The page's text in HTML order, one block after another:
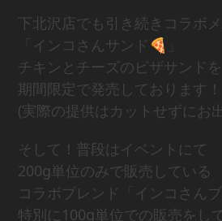
下北沢店でも引き続きコラボ
「インコさんサンド🍕」
チキンとチーズのピザサンドを
期間限定で発売しております！
(実際の提供はカットせずにお
そして！普段はイベントにて
200g単位のみで販売している
コラボブレンド「インコさん
特別に100g単位での販売をし